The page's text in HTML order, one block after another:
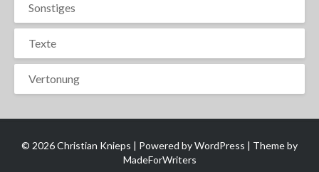
Sonstiges
Texte
Vertonung
© 2026 Christian Knieps | Powered byWordPress | Theme by
MadeForWriters